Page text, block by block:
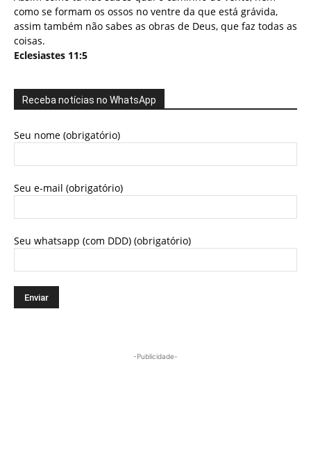
como se formam os ossos no ventre da que está grávida,
assim também não sabes as obras de Deus, que faz todas as
coisas.
Eclesiastes 11:5
Receba notícias no WhatsApp
Seu nome (obrigatório)
Seu e-mail (obrigatório)
Seu whatsapp (com DDD) (obrigatório)
-Publicidade-